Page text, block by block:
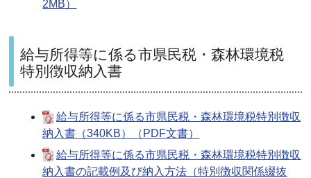
2MB）
給与所得等に係る市県民税・森林環境税
特別徴収納入書
給与所得等に係る市県民税・森林環境税特別徴収
納入書（340KB）（PDF文書）
給与所得等に係る市県民税・森林環境税特別徴収
納入書の記載例及び納入方法（特別徴収関係綴抜